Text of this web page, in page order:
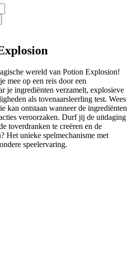
wereld van Potion Explosion!
mee op een reis door een
je ingrediënten verzamelt, explosieve
als tovenaarsleerling test. Wees
kan ontstaan wanneer de ingrediënten
veroorzaken. Durf jij de uitdaging
toverdranken te creëren en de
Het unieke spelmechanisme met
speelervaring.